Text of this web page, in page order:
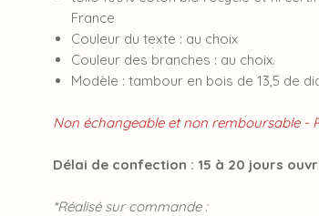
France
Couleur du texte : au choix
Couleur des branches : au choix.
Modèle : tambour en bois de 13,5 de
Non échangeable et non remboursable -
Délai de confection : 15 à 20 jours
*Réalisé sur commande :